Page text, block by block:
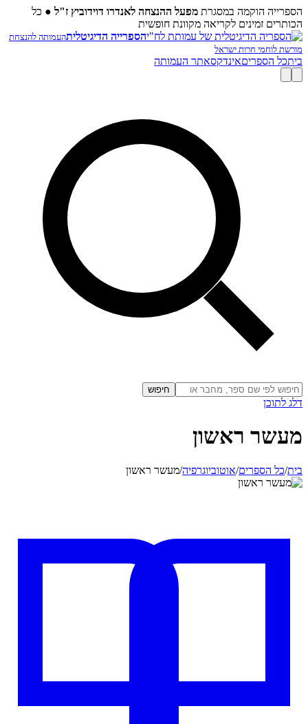
הספרייה הוקמה במסגרת מפעל ההנצחה לאנדרו דוידוביץ ז"ל ● כל
הכותרים זמינים לקריאה מקוונת חופשית
הספרייה הדיגיטליתהעמותה להנצחת
מורשת לוחמי חרות ישראל
ביתכל הספריםאינדקסאתר העמותה
חיפוש
דלג לתוכן
מעשר ראשון
בית/כל הספרים/אוטוביוגרפיה/מעשר ראשון